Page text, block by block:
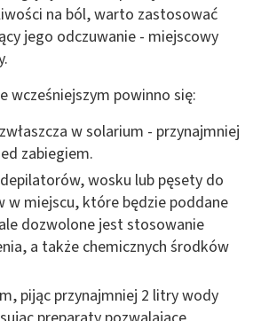
na ból, warto zastosować
jego odczuwanie - miejscowy
wcześniejszym powinno się:
w solarium - przynajmniej
zabiegiem.
wosku lub pęsety do
w miejscu, które będzie poddane
dozwolone jest stosowanie
a także chemicznych środków
pijąc przynajmniej 2 litry wody